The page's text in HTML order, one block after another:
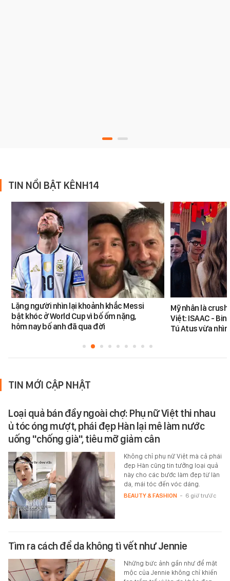
TIN NỔI BẬT KÊNH14
Lặng người nhìn lại khoảnh khắc Messi
bật khóc ở World Cup vì bố ốm nặng,
hôm nay bố anh đã qua đời
Mỹ nhân là
Việt: ISAAC -
Tú Atus vừa
TIN MỚI CẬP NHẬT
Loại quả bán đầy ngoài chợ: Phụ nữ Việt thi nhau
ủ tóc óng mượt, phái đẹp Hàn lại mê làm nước
uống "chống già", tiêu mỡ giảm cân
Không chỉ phụ nữ Việt mà cả phái
đẹp Hàn cũng tin tưởng loại quả
này cho các bước làm đẹp từ làn
da, mái tóc đến vóc dáng.
BEAUTY & FASHION - 6 giờ trước
Tìm ra cách để da không tì vết như Jennie
Những bức ảnh gần như để mặt
mộc của Jennie không chỉ khiến